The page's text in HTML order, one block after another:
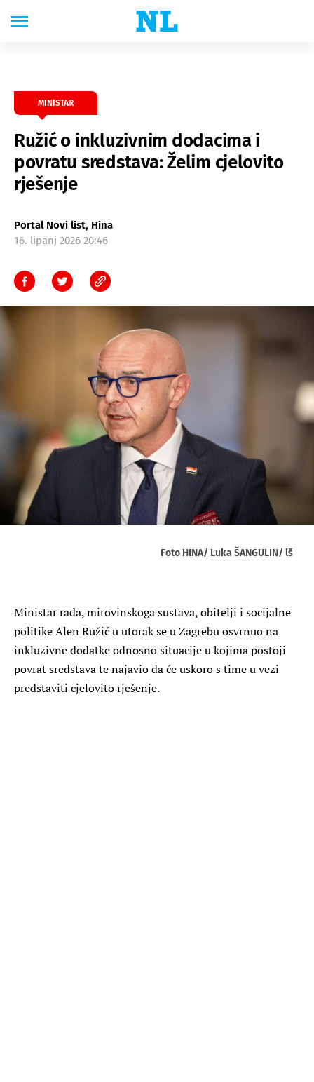
MINISTAR
Ružić o inkluzivnim dodacima i
povratu sredstava: Želim cjelovito
rješenje
Portal Novi list, Hina
16. lipanj 2026 20:46
Foto HINA/ Luka ŠANGULIN/ lš
Ministar rada, mirovinskoga sustava, obitelji i socijalne
politike Alen Ružić u utorak se u Zagrebu osvrnuo na
inkluzivne dodatke odnosno situacije u kojima postoji
povrat sredstava te najavio da će uskoro s time u vezi
predstaviti cjelovito rješenje.